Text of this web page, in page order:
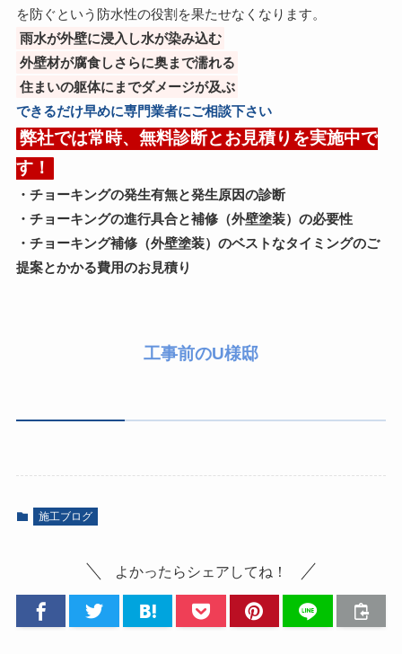
を防ぐという防水性の役割を果たせなくなります。
雨水が外壁に浸入し水が染み込む
外壁材が腐食しさらに奥まで濡れる
住まいの躯体にまでダメージが及ぶ
できるだけ早めに専門業者にご相談下さい
弊社では常時、 無料診断とお見積りを実施中で
す！
・チョーキングの発生有無と発生原因の診断
・チョーキングの進行具合と補修（外壁塗装）の必要性
・チョーキング補修（外壁塗装）のベストなタイミングのご
提案とかかる費用のお見積り
工事前のU様邸
施工ブログ
よかったらシェアしてね！